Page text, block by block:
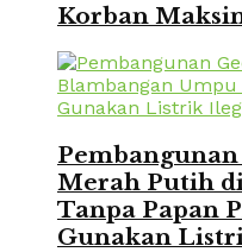
Korban
Merah Putih
Tanpa Papan
Gunakan